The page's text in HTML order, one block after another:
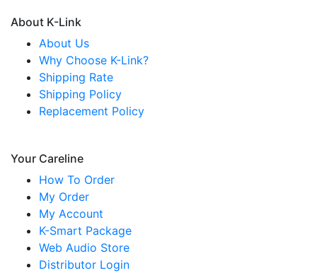
About K-Link
About Us
Why Choose K-Link?
Shipping Rate
Shipping Policy
Replacement Policy
Your Careline
How To Order
My Order
My Account
K-Smart Package
Web Audio Store
Distributor Login